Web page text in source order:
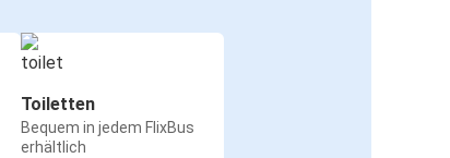
Toiletten
Bequem in jedem FlixBus
erhältlich